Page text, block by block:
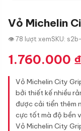
Vỏ Michelin
👁 78 lượt xemSKU:
1.760.000 ₫
Vỏ Michelin City
bởi thiết kế nhiều
được cải tiển thêm
cực tốt mà độ bền
Vỏ Michelin City